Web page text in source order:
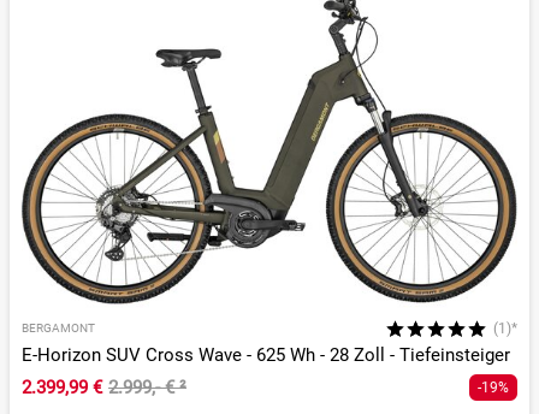
BERGAMONT (1)*
E-Horizon SUV Cross Wave - 625 Wh - 28 Zoll - Tiefeinsteiger
2.399,99 € 2.999,- €² -19%